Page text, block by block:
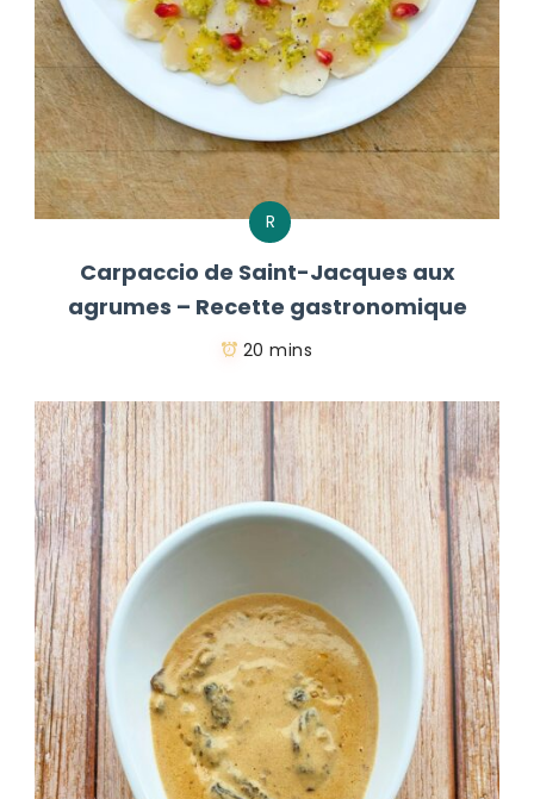
R
Carpaccio de Saint-Jacques aux
agrumes – Recette gastronomique
20 mins